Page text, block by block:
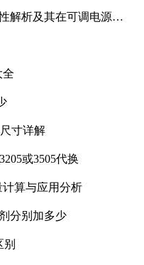
解析及其在可调电源设
全
寸详解
或3505代换
计算与应用分析
分别加多少